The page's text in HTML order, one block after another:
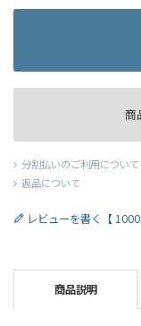
商
分割払いのご利用について
返品について
レビューを書く【
商品説明